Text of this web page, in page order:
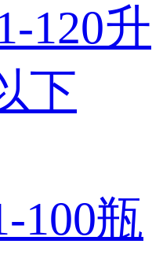
120升
下
100瓶